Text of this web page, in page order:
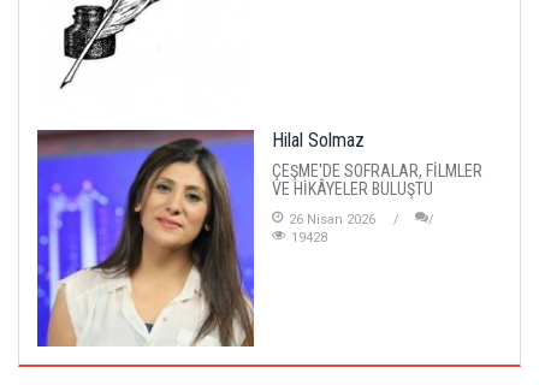
Hilal Solmaz
ÇEŞME'DE SOFRALAR, FİLMLER
VE HİKÂYELER BULUŞTU
26 Nisan 2026
19428